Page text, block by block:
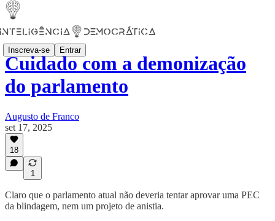
Inscreva-se Entrar
Cuidado com a demonização
do parlamento
Augusto de Franco
set 17, 2025
18
1
Claro que o parlamento atual não deveria tentar aprovar uma PEC
da blindagem, nem um projeto de anistia.